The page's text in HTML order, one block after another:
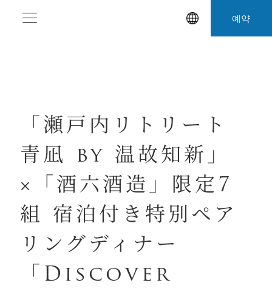
예약
「瀬戸内リトリート
青凪 by 温故知新」
×「酒六酒造」限定7
組 宿泊付き特別ペア
リングディナー
「Discover